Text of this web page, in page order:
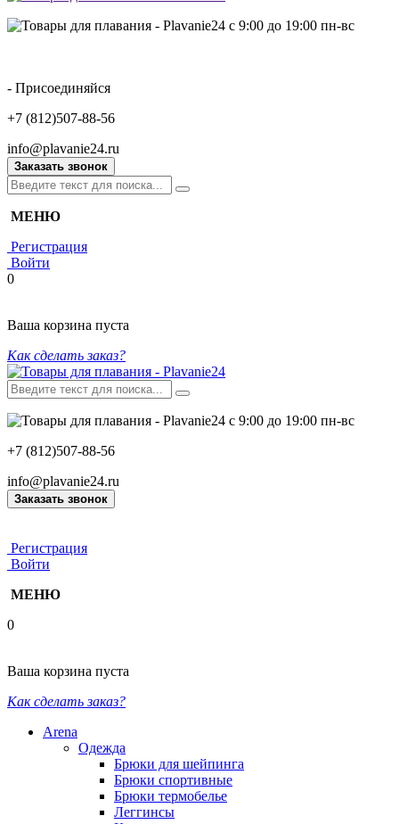
с 9:00 до 19:00 пн-вс
- Присоединяйся
+7 (812)507-88-56
info@plavanie24.ru
Заказать звонок
МЕНЮ
Регистрация
Войти
0
Ваша корзина пуста
Как сделать заказ?
с 9:00 до 19:00 пн-вс
+7 (812)507-88-56
info@plavanie24.ru
Заказать звонок
Регистрация
Войти
МЕНЮ
0
Ваша корзина пуста
Как сделать заказ?
Arena
Одежда
Брюки для шейпинга
Брюки спортивные
Брюки термобелье
Леггинсы